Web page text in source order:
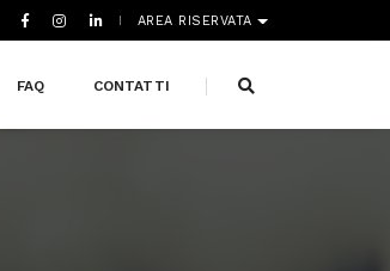
AREA RISERVATA
FAQ CONTATTI